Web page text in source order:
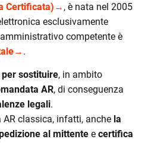
Certificata)→ , è nata nel 2005
esclusivamente
competente è
.
per sostituire, in ambito
AR, di conseguenza
legali.
classica, infatti, anche la
al mittente ecertifica